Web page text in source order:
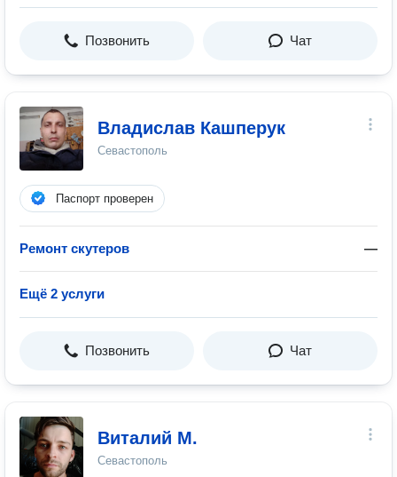
Позвонить Чат
Владислав Кашперук
Севастополь
Паспорт проверен
Ремонт скутеров —
Ещё 2 услуги
Позвонить Чат
Виталий М.
Севастополь